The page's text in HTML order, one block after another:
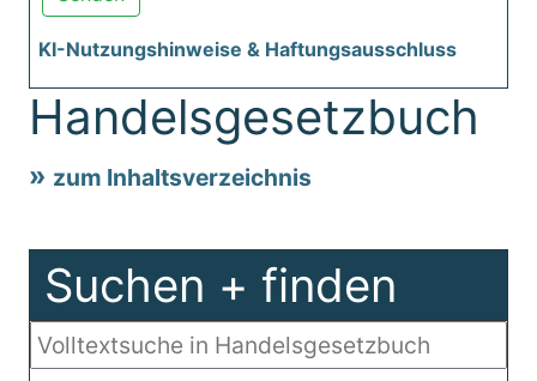
KI-Nutzungshinweise & Haftungsausschluss
Handelsgesetzbuch
zum Inhaltsverzeichnis
Suchen + finden